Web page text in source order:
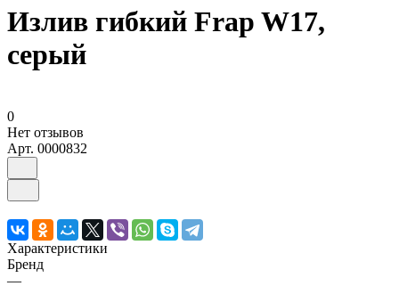
Излив гибкий Frap W17,
серый
0
Нет отзывов
Арт. 0000832
Характеристики
Бренд
—